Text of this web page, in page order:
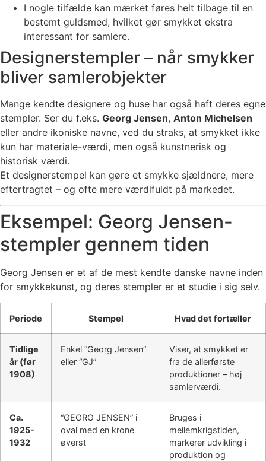
I nogle tilfælde kan mærket føres helt tilbage til en
bestemt guldsmed, hvilket gør smykket ekstra
interessant for samlere.
Designerstempler – når smykker
bliver samlerobjekter
Mange kendte designere og huse har også haft deres egne
stempler. Ser du f.eks. Georg Jensen, Anton Michelsen
eller andre ikoniske navne, ved du straks, at smykket ikke
kun har materiale-værdi, men også kunstnerisk og
historisk værdi.
Et designerstempel kan gøre et smykke sjældnere, mere
eftertragtet – og ofte mere værdifuldt på markedet.
Eksempel: Georg Jensen-
stempler gennem tiden
Georg Jensen er et af de mest kendte danske navne inden
for smykkekunst, og deres stempler er et studie i sig selv.
Periode Stempel Hvad det fortæller
Tidlige
år (før
1908)
Enkel “Georg Jensen”
eller “GJ”
Viser, at smykket er
fra de allerførste
produktioner – høj
samlerværdi.
Ca.
1925-
1932
“GEORG JENSEN” i
oval med en krone
øverst
Bruges i
mellemkrigstiden,
markerer udvikling i
produktion og